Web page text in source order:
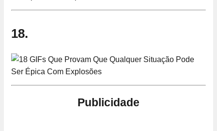
18.
Publicidade